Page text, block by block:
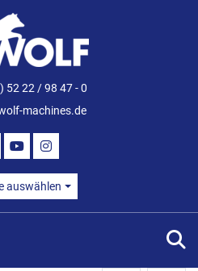
52 22 / 98 47 - 0
machines.de
YOUTUBEINSTAGRAM
auswählen